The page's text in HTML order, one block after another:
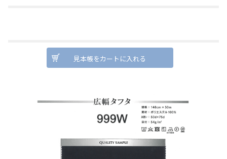
見本帳をカートに入れる